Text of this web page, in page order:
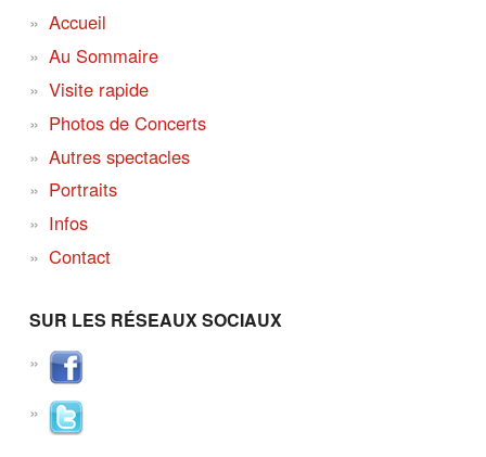
Accueil
Au Sommaire
Visite rapide
Photos de Concerts
Autres spectacles
Portraits
Infos
Contact
SUR LES RÉSEAUX SOCIAUX